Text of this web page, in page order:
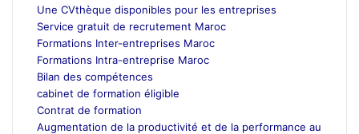
Une CVthèque disponibles pour les entreprises
Service gratuit de recrutement Maroc
Formations Inter-entreprises Maroc
Formations Intra-entreprise Maroc
Bilan des compétences
cabinet de formation éligible
Contrat de formation
Augmentation de la productivité et de la performance au